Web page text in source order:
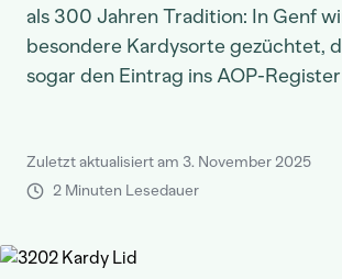
als 300 Jahren Tradition: In Genf
besondere Kardysorte gezüchtet,
sogar den Eintrag ins AOP-
Zuletzt aktualisiert am 3. November 2025
2 Minuten Lesedauer